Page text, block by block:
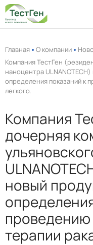
Главная О компании
Компания ТестГен
наноцентра
определения показаний к
легкого.
Компания
дочерняя
новый
проведению
терапии